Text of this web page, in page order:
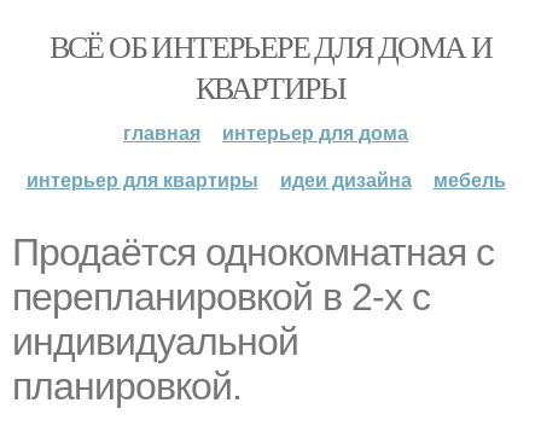
ВСЁ ОБ ИНТЕРЬЕРЕ ДЛЯ ДОМА И
КВАРТИРЫ
главная
интерьер для дома
интерьер для квартиры
идеи дизайна мебель
Продаётся однокомнатная с
перепланировкой в 2-х с
индивидуальной
планировкой.